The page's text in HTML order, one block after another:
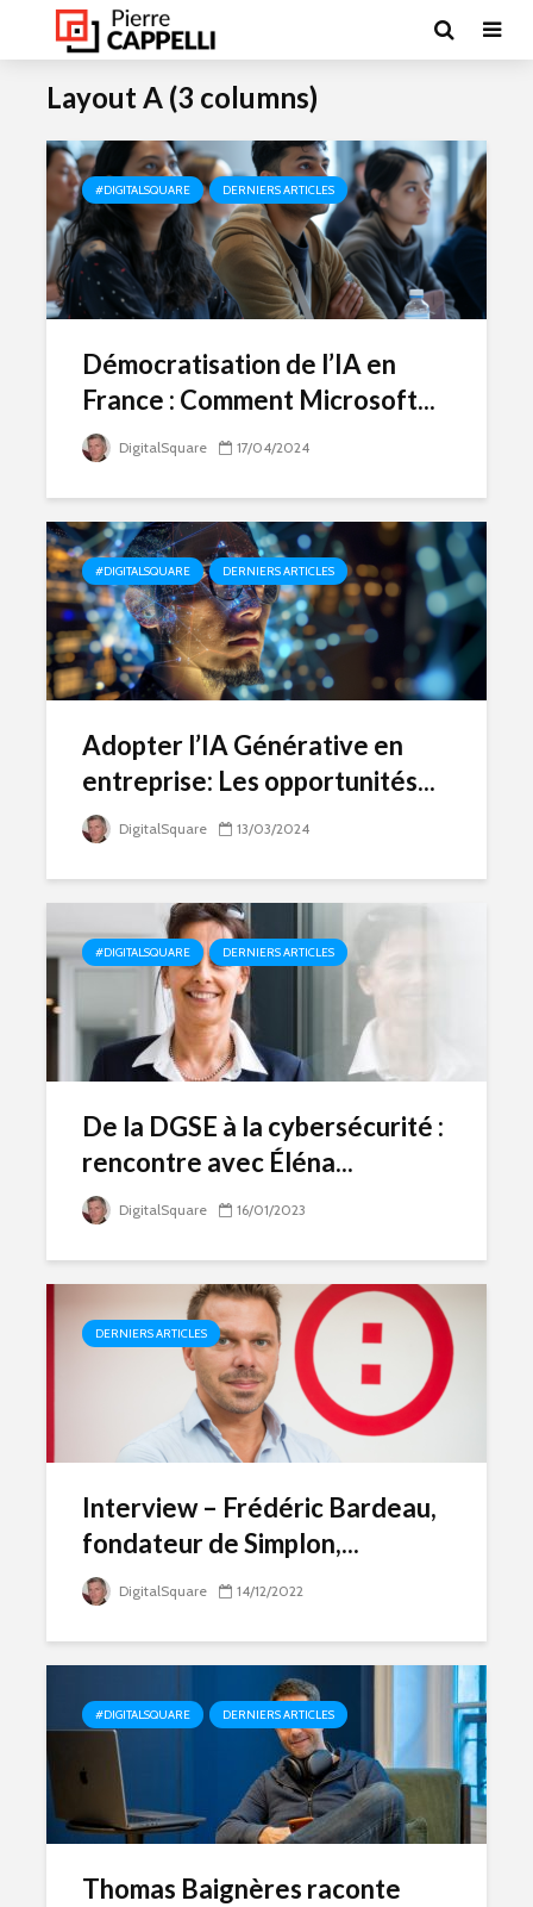
Layout A (3 columns)
#DIGITALSQUARE DERNIERS ARTICLES
Démocratisation de l’IA en
France : Comment Microsoft...
DigitalSquare 17/04/2024
#DIGITALSQUARE DERNIERS ARTICLES
Adopter l’IA Générative en
entreprise: Les opportunités...
DigitalSquare 13/03/2024
#DIGITALSQUARE DERNIERS ARTICLES
De la DGSE à la cybersécurité :
rencontre avec Éléna...
DigitalSquare 16/01/2023
DERNIERS ARTICLES
Interview – Frédéric Bardeau,
fondateur de Simplon,...
DigitalSquare 14/12/2022
#DIGITALSQUARE DERNIERS ARTICLES
Thomas Baignères raconte